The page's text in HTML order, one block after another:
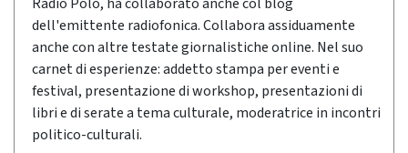
dell'emittente radiofonica. Collabora assiduamente
anche con altre testate giornalistiche online. Nel suo
carnet di esperienze: addetto stampa per eventi e
festival, presentazione di workshop, presentazioni di
libri e di serate a tema culturale, moderatrice in incontri
politico-culturali.